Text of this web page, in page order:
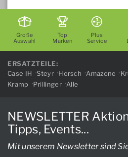
Große
Auswahl
Top
Marken
Plus
Service
ERSATZTEILE:
Case IH
Steyr Horsch Amazone
Kramp
Prillinger Alle
NEWSLETTER
Tipps, Events...
Mit unserem Newsletter sind